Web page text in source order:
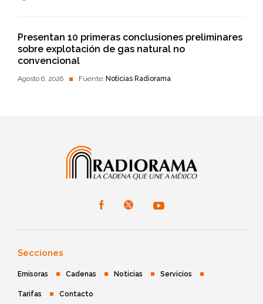
Presentan 10 primeras conclusiones preliminares
sobre explotación de gas natural no
convencional
Agosto 6, 2026 Fuente: Noticias Radiorama
Secciones
Emisoras Cadenas Noticias Servicios
Tarifas Contacto